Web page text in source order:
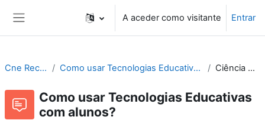
A aceder como visitante Entrar
Cne Recursos Como usar Tecnologias Educativas com alunos? Ciência Viva TV
Como usar Tecnologias Educativas
com alunos?